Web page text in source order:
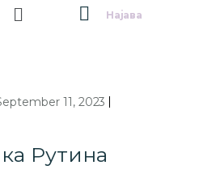
Најава
11, 2023
Рутина